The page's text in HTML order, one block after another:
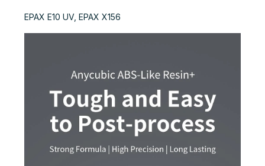
EPAX E10 UV, EPAX X156